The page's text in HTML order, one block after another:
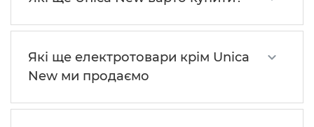
Які ще електротовари крім Unica
New ми продаємо